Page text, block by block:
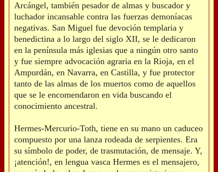
Arcángel, también pesador de almas y buscador y
luchador incansable contra las fuerzas demoníacas
negativas. San Miguel fue devoción templaria y
benedictina a lo largo del siglo XII, se le dedicaron
en la península más iglesias que a ningún otro santo
y fue siempre advocación agraria en la Rioja, en el
Ampurdán, en Navarra, en Castilla, y fue protector
tanto de las almas de los muertos como de aquellos
que se le encomendaron en vida buscando el
conocimiento ancestral.
Hermes-Mercurio-Toth, tiene en su mano un caduceo
compuesto por una lanza rodeada de serpientes. Era
su símbolo de poder, de trasmutación, de mensaje. Y,
¡atención!, en lengua vasca Hermes es el mensajero,